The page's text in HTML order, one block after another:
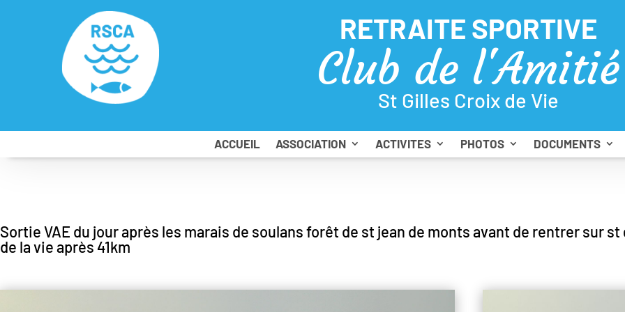
RETRAITE SPORTIVE
Club de l'Amitié
St Gilles Croix de Vie
ACCUEIL ASSOCIATION ACTIVITES PHOTOS DOCUMENTS
Sortie VAE du jour après les marais de soulans forêt de st jean de monts avant de rentrer sur
de la vie après 41km